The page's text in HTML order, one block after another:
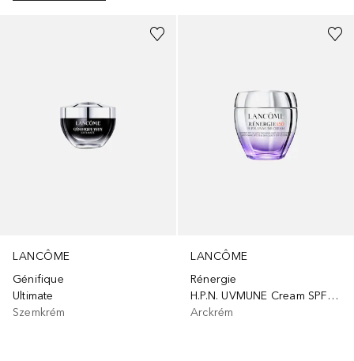
LANCÔME
Génifique
Ultimate
Szemkrém
LANCÔME
Rénergie
H.P.N. UVMUNE Cream SPF50 Utántöltő
Arckrém